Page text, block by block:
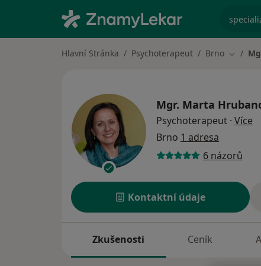
Hlavní Stránka Psychoterapeut Brno Změna
Mgr. Marta
Psychoterapeut · Více
Brno 1 adresa
6 názorů
Kontaktní údaje
Zkušenosti Ceník